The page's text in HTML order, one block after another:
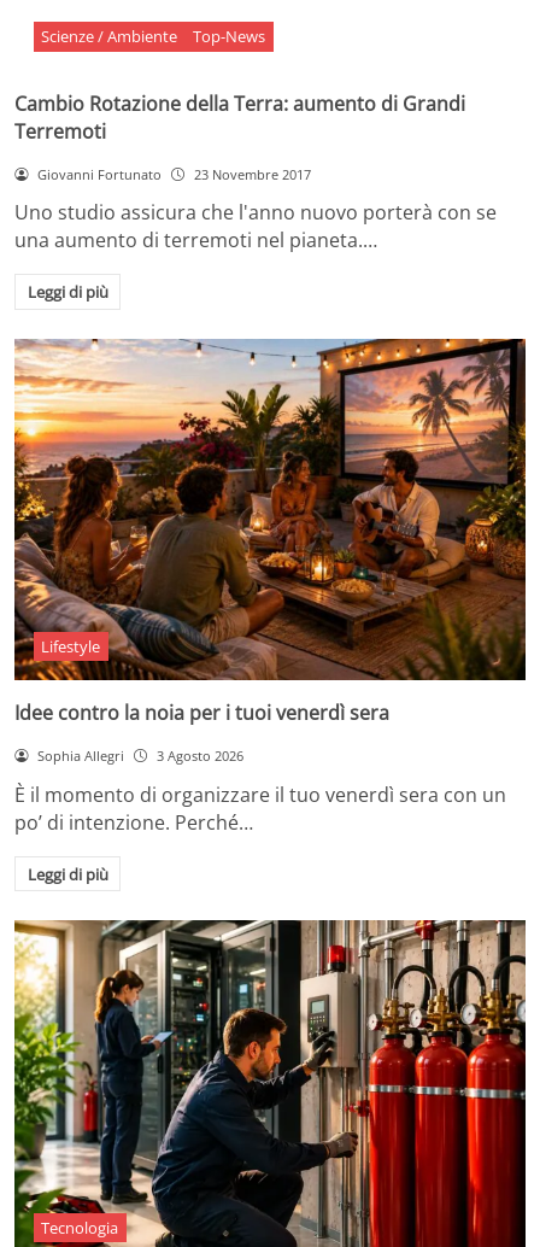
Scienze / Ambiente Top-News
Cambio Rotazione della Terra: aumento di Grandi
Terremoti
Giovanni Fortunato 23 Novembre 2017
Uno studio assicura che l'anno nuovo porterà con se
una aumento di terremoti nel pianeta.…
Leggi di più
Lifestyle
Idee contro la noia per i tuoi venerdì sera
Sophia Allegri 3 Agosto 2026
È il momento di organizzare il tuo venerdì sera con un
po’ di intenzione. Perché…
Leggi di più
Tecnologia